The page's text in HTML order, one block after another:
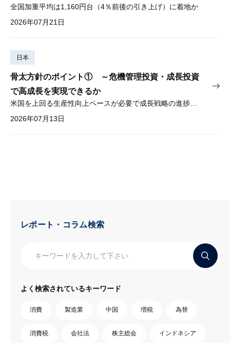
全国加重平均は1,160円台（4％前後の引き上げ）に着地か
2026年07月21日
日本
骨太方針のポイント① ～危機管理投資・成長投資
で高成長を実現できるか
2026年07月13日
レポート・コラム検索
よく検索されているキーワード
消費 製造業 中国 増税 為替
消費税 会社法 株主総会 インドネシア